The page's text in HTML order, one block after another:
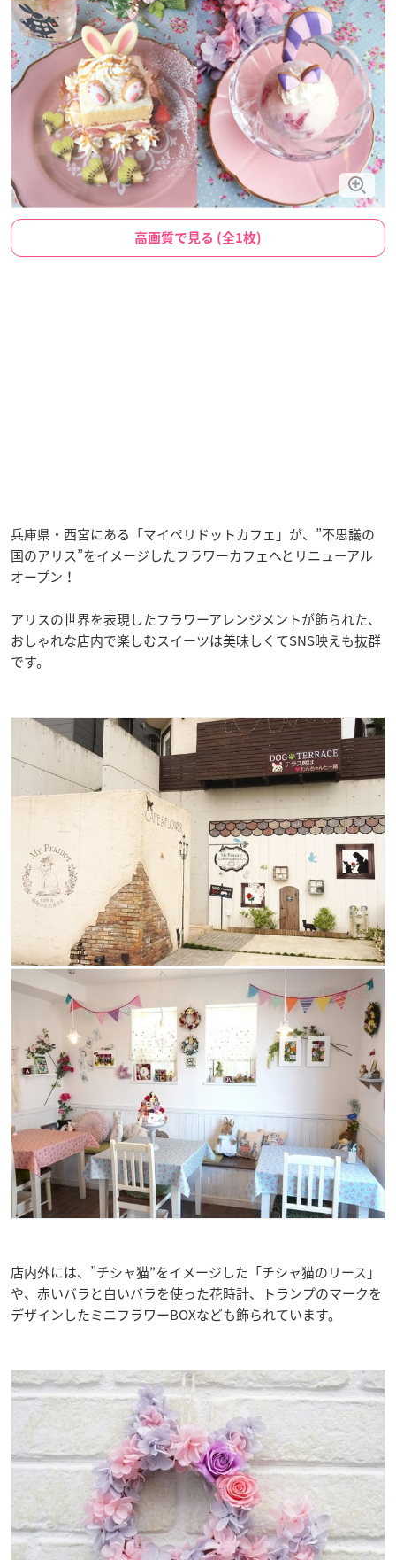
高画質で見る (全1枚)
兵庫県・西宮にある「マイペリドットカフェ」が、”不思議の
国のアリス”をイメージしたフラワーカフェへとリニューアル
オープン！
アリスの世界を表現したフラワーアレンジメントが飾られた、
おしゃれな店内で楽しむスイーツは美味しくてSNS映えも抜群
です。
店内外には、”チシャ猫”をイメージした「チシャ猫のリース」
や、赤いバラと白いバラを使った花時計、トランプのマークを
デザインしたミニフラワーBOXなども飾られています。